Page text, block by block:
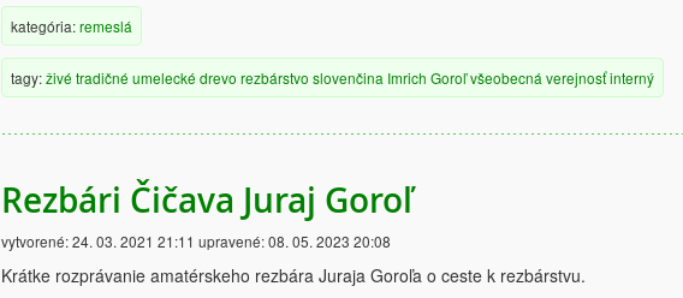
kategória:remeslá
tagy:živé tradičné umelecké drevo rezbárstvo slovenčina Imrich Goroľvšeobecná verejnosťinterný
Rezbári Čičava Juraj Goroľ
vytvorené:24. 03. 2021 21:11 upravené:08. 05. 2023 20:08
Krátke rozprávanie amatérskeho rezbára Juraja Goroľa o ceste k rezbárstvu.